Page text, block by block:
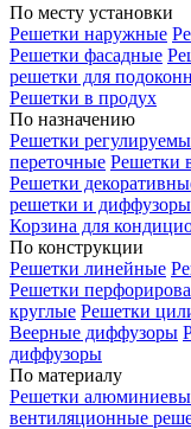
По месту установки
Решетки наружные
Решетки фасадные
решетки для
Решетки в продух
По назначению
Решетки
переточные Решетки
Решетки
решетки и диффузоры
Корзина для
По конструкции
Решетки линейные
Решетки
круглые Решетки
Веерные диффузоры
диффузоры
По материалу
Решетки
вентиляционные